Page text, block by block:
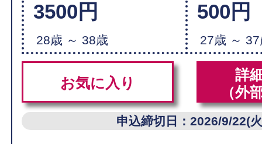
3500円
28歳 ～ 38歳
500円
27歳 ～
お気に入り
詳
（外
申込締切日：2026/9/22(